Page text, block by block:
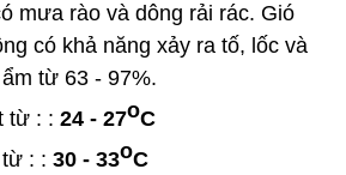
mưa rào và dông rải rác. Gió
có khả năng xảy ra tố, lốc và
từ 63 - 97%.
từ : : 24 - 27oC
: : 30 - 33oC